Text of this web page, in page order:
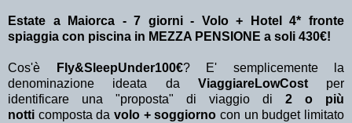
Estate a Maiorca - 7 giorni - Volo + Hotel 4* fronte
spiaggia con piscina in MEZZA PENSIONE a soli 430€!
Cos'è Fly&SleepUnder100€? E' semplicemente la
denominazione ideata da ViaggiareLowCostper
identificare una "proposta" di viaggio di 2 o più
notti composta davolo + soggiorno con un budget limitato